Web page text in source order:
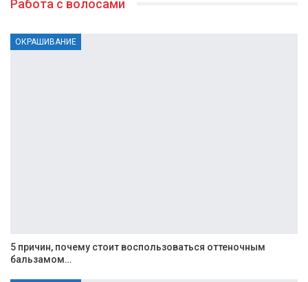
Работа с волосами
ОКРАШИВАНИЕ
5 причин, почему стоит воспользоваться оттеночным
бальзамом…